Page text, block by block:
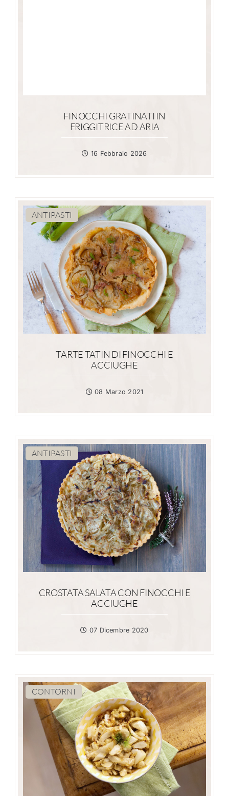
FINOCCHI GRATINATI IN
FRIGGITRICE AD ARIA
16 Febbraio 2026
ANTIPASTI
TARTE TATIN DI FINOCCHI E
ACCIUGHE
08 Marzo 2021
ANTIPASTI
CROSTATA SALATA CON FINOCCHI E
ACCIUGHE
07 Dicembre 2020
CONTORNI